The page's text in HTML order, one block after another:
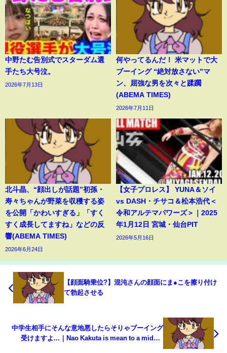
中野たむ告別式でスターダム選
手たち大号泣。
2026年7月13日
何やってるんだ！ 米マットで大
ブーイング “絶対放さない”マ
ン、屈強な男を次々と蹂躙
(ABEMA TIMES)
2026年7月11日
北斗晶、“顔出しが話題”初孫・
寿々ちゃんが野菜を収穫する姿
を公開「かわいすぎる」「すく
すく成長してますね」などの反
響(ABEMA TIMES)
2026年6月24日
【女子プロレス】 YUNA＆ソイ
vs DASH・チサコ＆松本浩代＜
令和アルテマパワーズ＞｜2025
年1月12日 宮城・仙台PIT
2026年5月16日
【顔面騎乗位?】混沌さんの顔面にま●こを擦り付け
て勃起させる
中学生相手にそんな意地悪したらそりゃブーイング
受けますよ...｜Nao Kakuta is mean to a middle